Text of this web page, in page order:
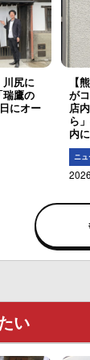
川尻に
瑞鷹の
にオー
【
が
店
ら
内
ニ
い